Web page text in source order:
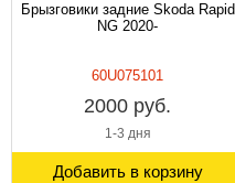
Брызговики задние Skoda Rapid
NG 2020-
60U075101
2000 руб.
1-3 дня
Добавить в корзину